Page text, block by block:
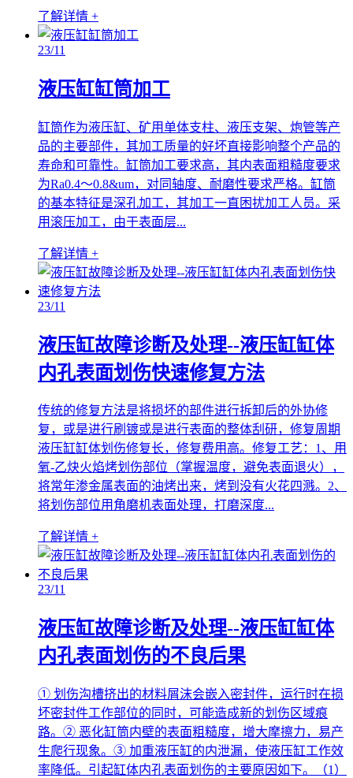
了解详情 +
23/11
液压缸缸筒加工
缸筒作为液压缸、矿用单体支柱、液压支架、炮管等产
品的主要部件，其加工质量的好坏直接影响整个产品的
寿命和可靠性。缸筒加工要求高，其内表面粗糙度要求
为Ra0.4～0.8&um，对同轴度、耐磨性要求严格。缸筒
的基本特征是深孔加工，其加工一直困扰加工人员。采
用滚压加工，由于表面层...
了解详情 +
23/11
液压缸故障诊断及处理--液压缸缸体
内孔表面划伤快速修复方法
传统的修复方法是将损坏的部件进行拆卸后的外协修
复，或是进行刷镀或是进行表面的整体刮研，修复周期
液压缸缸体划伤修复长，修复费用高。修复工艺：1、用
氧-乙炔火焰烤划伤部位（掌握温度，避免表面退火），
将常年渗金属表面的油烤出来，烤到没有火花四溅。2、
将划伤部位用角磨机表面处理，打磨深度...
了解详情 +
23/11
液压缸故障诊断及处理--液压缸缸体
内孔表面划伤的不良后果
① 划伤沟槽挤出的材料屑沫会嵌入密封件，运行时在损
坏密封件工作部位的同时，可能造成新的划伤区域痕
路。② 恶化缸筒内壁的表面粗糙度，增大摩擦力，易产
生爬行现象。③ 加重液压缸的内泄漏，使液压缸工作效
率降低。引起缸体内孔表面划伤的主要原因如下。（1）